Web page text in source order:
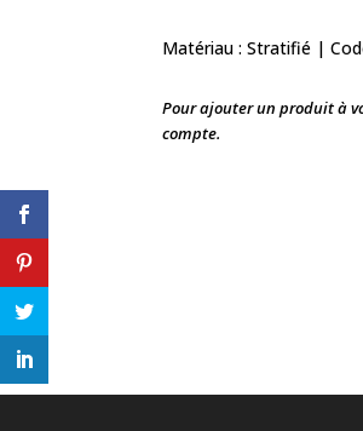
Matériau : Stratifié |
Pour ajouter un produit à
compte.